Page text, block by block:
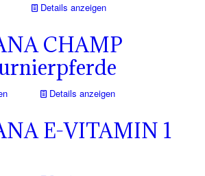
Details anzeigen
CHAMP
Details anzeigen
E-VITAMIN 1